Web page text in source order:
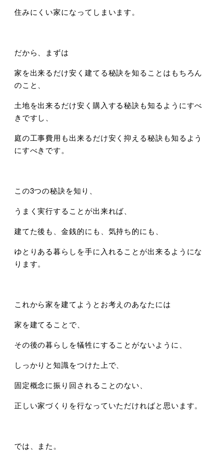
住みにくい家になってしまいます。
だから、まずは
家を出来るだけ安く建てる秘訣を知ることはもちろん
のこと、
土地を出来るだけ安く購入する秘訣も知るようにすべ
きですし、
庭の工事費用も出来るだけ安く抑える秘訣も知るよう
にすべきです。
この3つの秘訣を知り、
うまく実行することが出来れば、
建てた後も、金銭的にも、気持ち的にも、
ゆとりある暮らしを手に入れることが出来るようにな
ります。
これから家を建てようとお考えのあなたには
家を建てることで、
その後の暮らしを犠牲にすることがないように、
しっかりと知識をつけた上で、
固定概念に振り回されることのない、
正しい家づくりを行なっていただければと思います。
では、また。